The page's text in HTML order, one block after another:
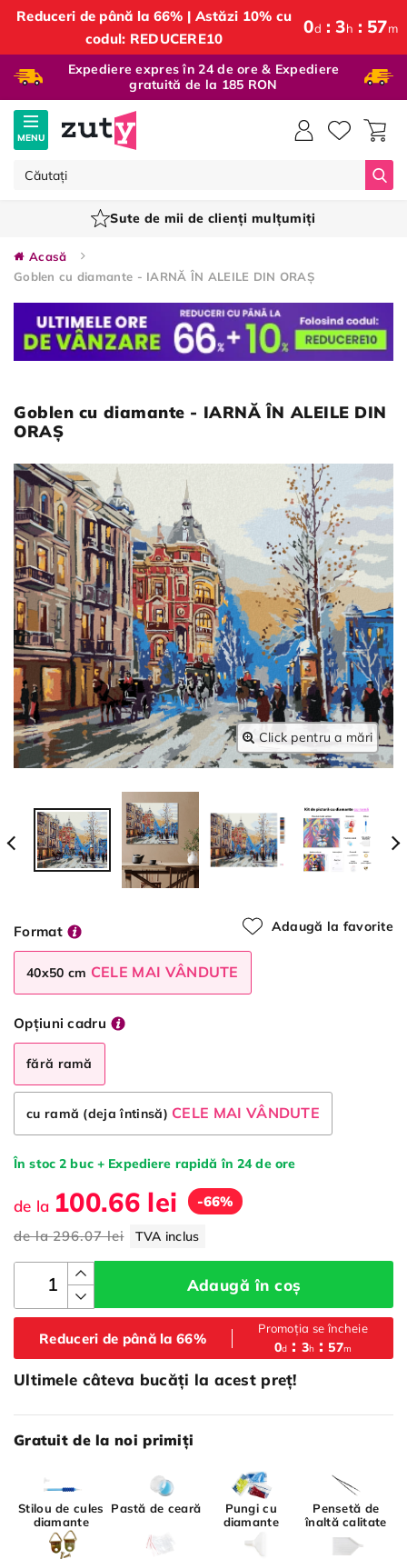
Reduceri de până la 66% | Astăzi 10% cu
codul: REDUCERE10
0d : 3h : 57m
Expediere expres în 24 de ore & Expediere
gratuită de la 185 RON
MENU
Sute de mii de clienți mulțumiți
Acasă
Goblen cu diamante - IARNĂ ÎN ALEILE DIN ORAȘ
Goblen cu diamante - IARNĂ ÎN ALEILE DIN
ORAȘ
Click pentru a mări
Adaugă la favorite
Format
40x50 cm CELE MAI VÂNDUTE
Opțiuni cadru
fără ramă
cu ramă (deja întinsă) CELE MAI VÂNDUTE
În stoc 2 buc + Expediere rapidă în 24 de ore
de la 100.66 lei
-66%
de la296.07 lei TVA inclus
Adaugă în coș
Reduceri de până la 66%
Promoția se încheie
0d : 3h : 57m
Ultimele câteva bucăți la acest preț!
Gratuit de la noi primiți
Stilou de cules
diamante
Pastă de ceară
Pungi cu
diamante
Pensetă de
înaltă calitate